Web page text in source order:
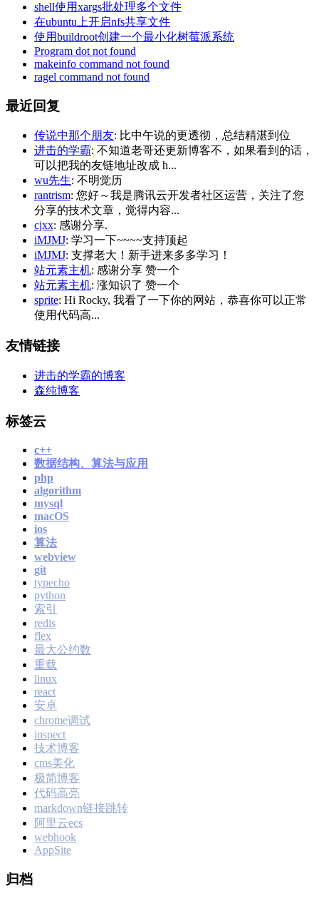
shell使用xargs批处理多个文件
在ubuntu上开启nfs共享文件
使用buildroot创建一个最小化树莓派系统
Program dot not found
makeinfo command not found
ragel command not found
最近回复
传说中那个朋友: 比中午说的更透彻，总结精湛到位
进击的学霸: 不知道老哥还更新博客不，如果看到的话，
可以把我的友链地址改成 h...
wu先生: 不明觉历
rantrism: 您好～我是腾讯云开发者社区运营，关注了您
分享的技术文章，觉得内容...
cjxx: 感谢分享.
iMJMJ: 学习一下~~~~支持顶起
iMJMJ: 支撑老大！新手进来多多学习！
站元素主机: 感谢分享 赞一个
站元素主机: 涨知识了 赞一个
sprite: Hi Rocky, 我看了一下你的网站，恭喜你可以正常
使用代码高...
友情链接
进击的学霸的博客
森纯博客
标签云
c++
数据结构、算法与应用
php
algorithm
mysql
macOS
ios
算法
webview
git
typecho
python
索引
redis
flex
最大公约数
重载
linux
react
安卓
chrome调试
inspect
技术博客
cms美化
极简博客
代码高亮
markdown链接跳转
阿里云ecs
webhook
AppSite
归档